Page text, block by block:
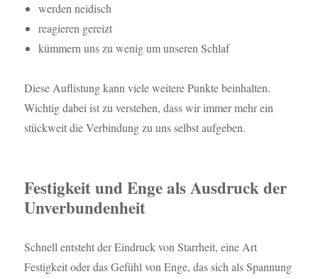
werden neidisch
reagieren gereizt
kümmern uns zu wenig um unseren Schlaf
Diese Auflistung kann viele weitere Punkte beinhalten.
Wichtig dabei ist zu verstehen, dass wir immer mehr ein
stückweit die Verbindung zu uns selbst aufgeben.
Festigkeit und Enge als Ausdruck der
Unverbundenheit
Schnell entsteht der Eindruck von Starrheit, eine Art
Festigkeit oder das Gefühl von Enge, das sich als Spannung